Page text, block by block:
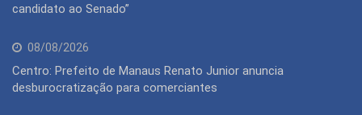
candidato ao Senado”
08/08/2026
Centro: Prefeito de Manaus Renato Junior anuncia
desburocratização para comerciantes